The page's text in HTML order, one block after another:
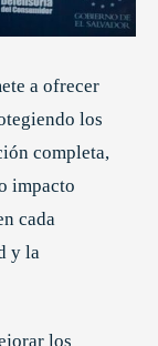
a ofrecer
los
completa,
impacto
cada
y la
los